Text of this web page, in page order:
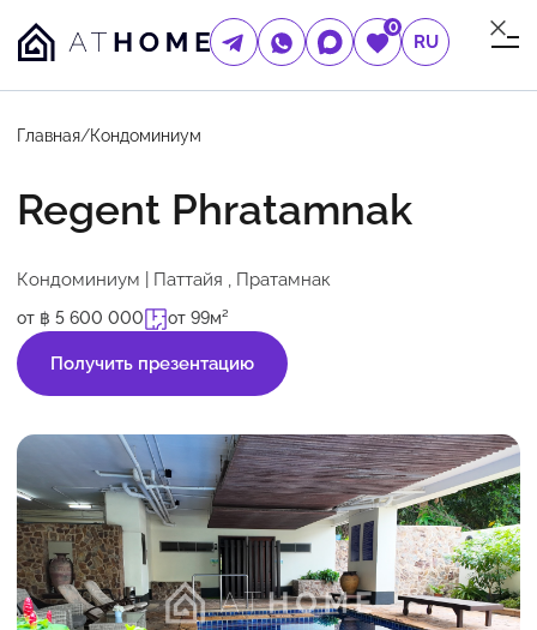
0
RU
Главная/Кондоминиум
Regent Phratamnak
Кондоминиум | Паттайя , Пратамнак
от ฿ 5 600 000 от 99м²
Получить презентацию